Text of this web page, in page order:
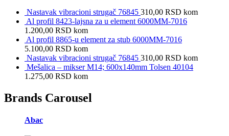
Nastavak vibracioni strugač 76845 310,00 RSD kom
Al profil 8423-lajsna za u element 6000MM-7016
1.200,00 RSD kom
Al profil 8865-u element za stub 6000MM-7016
5.100,00 RSD kom
Nastavak vibracioni strugač 76845 310,00 RSD kom
Mešalica – mikser M14; 600x140mm Tolsen 40104
1.275,00 RSD kom
Brands Carousel
Abac